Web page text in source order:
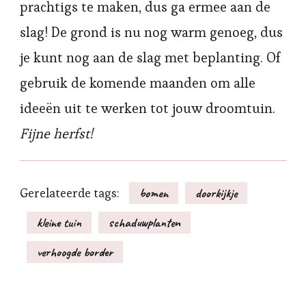
prachtigs te maken, dus ga ermee aan de
slag! De grond is nu nog warm genoeg, dus
je kunt nog aan de slag met beplanting. Of
gebruik de komende maanden om alle
ideeën uit te werken tot jouw droomtuin.
Fijne herfst!
Gerelateerde tags: bomen
doorkijkje
kleine tuin
schaduwplanten
verhoogde border